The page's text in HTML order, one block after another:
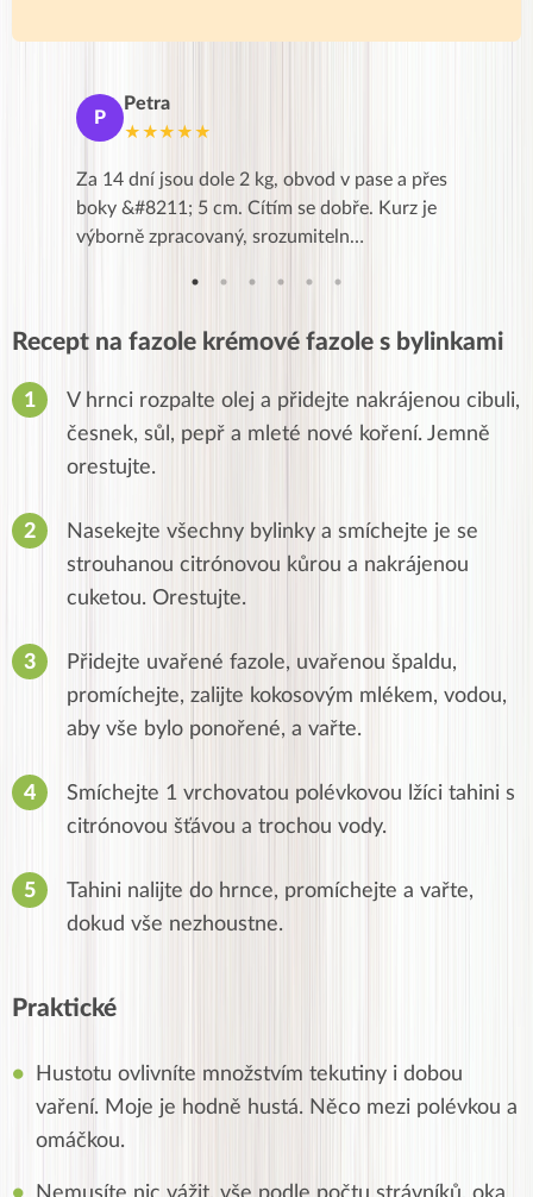
P
Petra
★★★★★
Za 14 dní jsou dole 2 kg, obvod v pase a přes
boky &#8211; 5 cm. Cítím se dobře. Kurz je
výborně zpracovaný, srozumiteln…
Recept na fazole krémové fazole s bylinkami
V hrnci rozpalte olej a přidejte nakrájenou cibuli,
česnek, sůl, pepř a mleté ​​nové koření. Jemně
orestujte.
Nasekejte všechny bylinky a smíchejte je se
strouhanou citrónovou kůrou a nakrájenou
cuketou. Orestujte.
Přidejte uvařené fazole, uvařenou špaldu,
promíchejte, zalijte kokosovým mlékem, vodou,
aby vše bylo ponořené, a vařte.
Smíchejte 1 vrchovatou polévkovou lžíci tahini s
citrónovou šťávou a trochou vody.
Tahini nalijte do hrnce, promíchejte a vařte,
dokud vše nezhoustne.
Praktické
Hustotu ovlivníte množstvím tekutiny i dobou
vaření. Moje je hodně hustá. Něco mezi polévkou a
omáčkou.